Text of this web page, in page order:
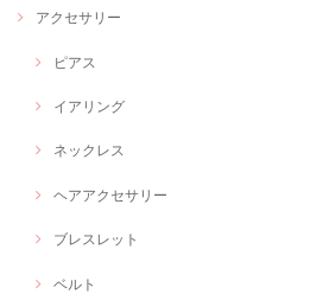
アクセサリー
ピアス
イアリング
ネックレス
ヘアアクセサリー
ブレスレット
ベルト